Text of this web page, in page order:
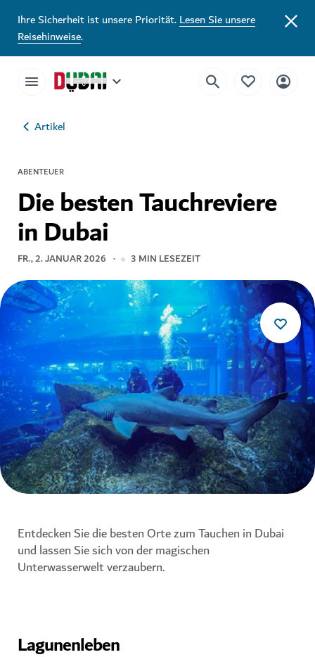
Ihre Sicherheit ist unsere Priorität.Lesen Sie unsere
Reisehinweise.
Artikel
ABENTEUER
Die besten Tauchreviere
in Dubai
FR., 2. JANUAR 2026 3 MIN LESEZEIT
Entdecken Sie die besten Orte zum Tauchen in Dubai
und lassen Sie sich von der magischen
Unterwasserwelt verzaubern.
Lagunenleben